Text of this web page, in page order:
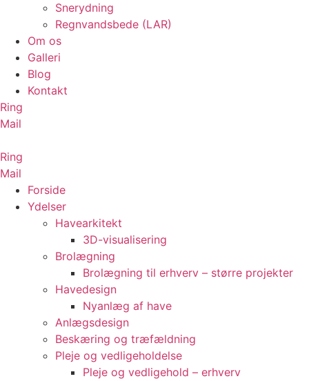
Snerydning
Regnvandsbede (LAR)
Om os
Galleri
Blog
Kontakt
Ring
Mail
Ring
Mail
Forside
Ydelser
Havearkitekt
3D-visualisering
Brolægning
Brolægning til erhverv – større projekter
Havedesign
Nyanlæg af have
Anlægsdesign
Beskæring og træfældning
Pleje og vedligeholdelse
Pleje og vedligehold – erhverv